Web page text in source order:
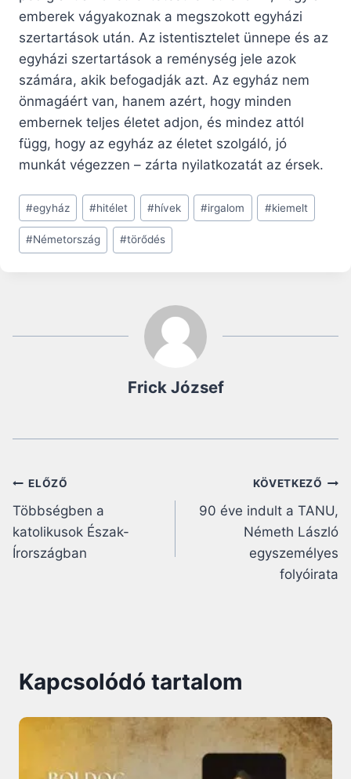
emberek vágyakoznak a megszokott egyházi
szertartások után. Az istentisztelet ünnepe és az
egyházi szertartások a reménység jele azok
számára, akik befogadják azt. Az egyház nem
önmagáért van, hanem azért, hogy minden
embernek teljes életet adjon, és mindez attól
függ, hogy az egyház az életet szolgáló, jó
munkát végezzen – zárta nyilatkozatát az érsek.
Post
Tags:
#egyház #hitélet #hívek #irgalom #kiemelt
#Németország #törődés
Frick József
Bejegyzés
navigáció
ELŐZŐ
Többségben a
katolikusok Észak-
Írországban
KÖVETKEZŐ
90 éve indult a TANU,
Németh László
egyszemélyes
folyóirata
Kapcsolódó tartalom